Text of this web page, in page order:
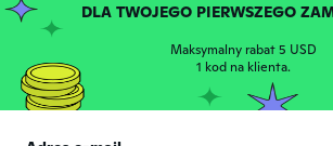
Rok dołączenia 2017 · 104 opinie
około 5 roku temu
DLA TWOJEGO PIERWSZEGO
Maksymalny rabat 5 USD
1 kod na klienta.